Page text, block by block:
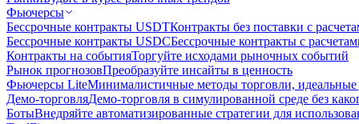
Фьючерсы
Бессрочные контракты USDTКонтракты без поставки с
Бессрочные контракты USDCБессрочные контракты с
Контракты на событияТоргуйте исходами рыночных событий
Рынок прогнозовПреобразуйте инсайты в ценность
Фьючерсы LiteМинималистичные методы торговли, идеальные
Демо-торговляДемо-торговля в симулированной среде без
БотыВнедряйте автоматизированные стратегии для